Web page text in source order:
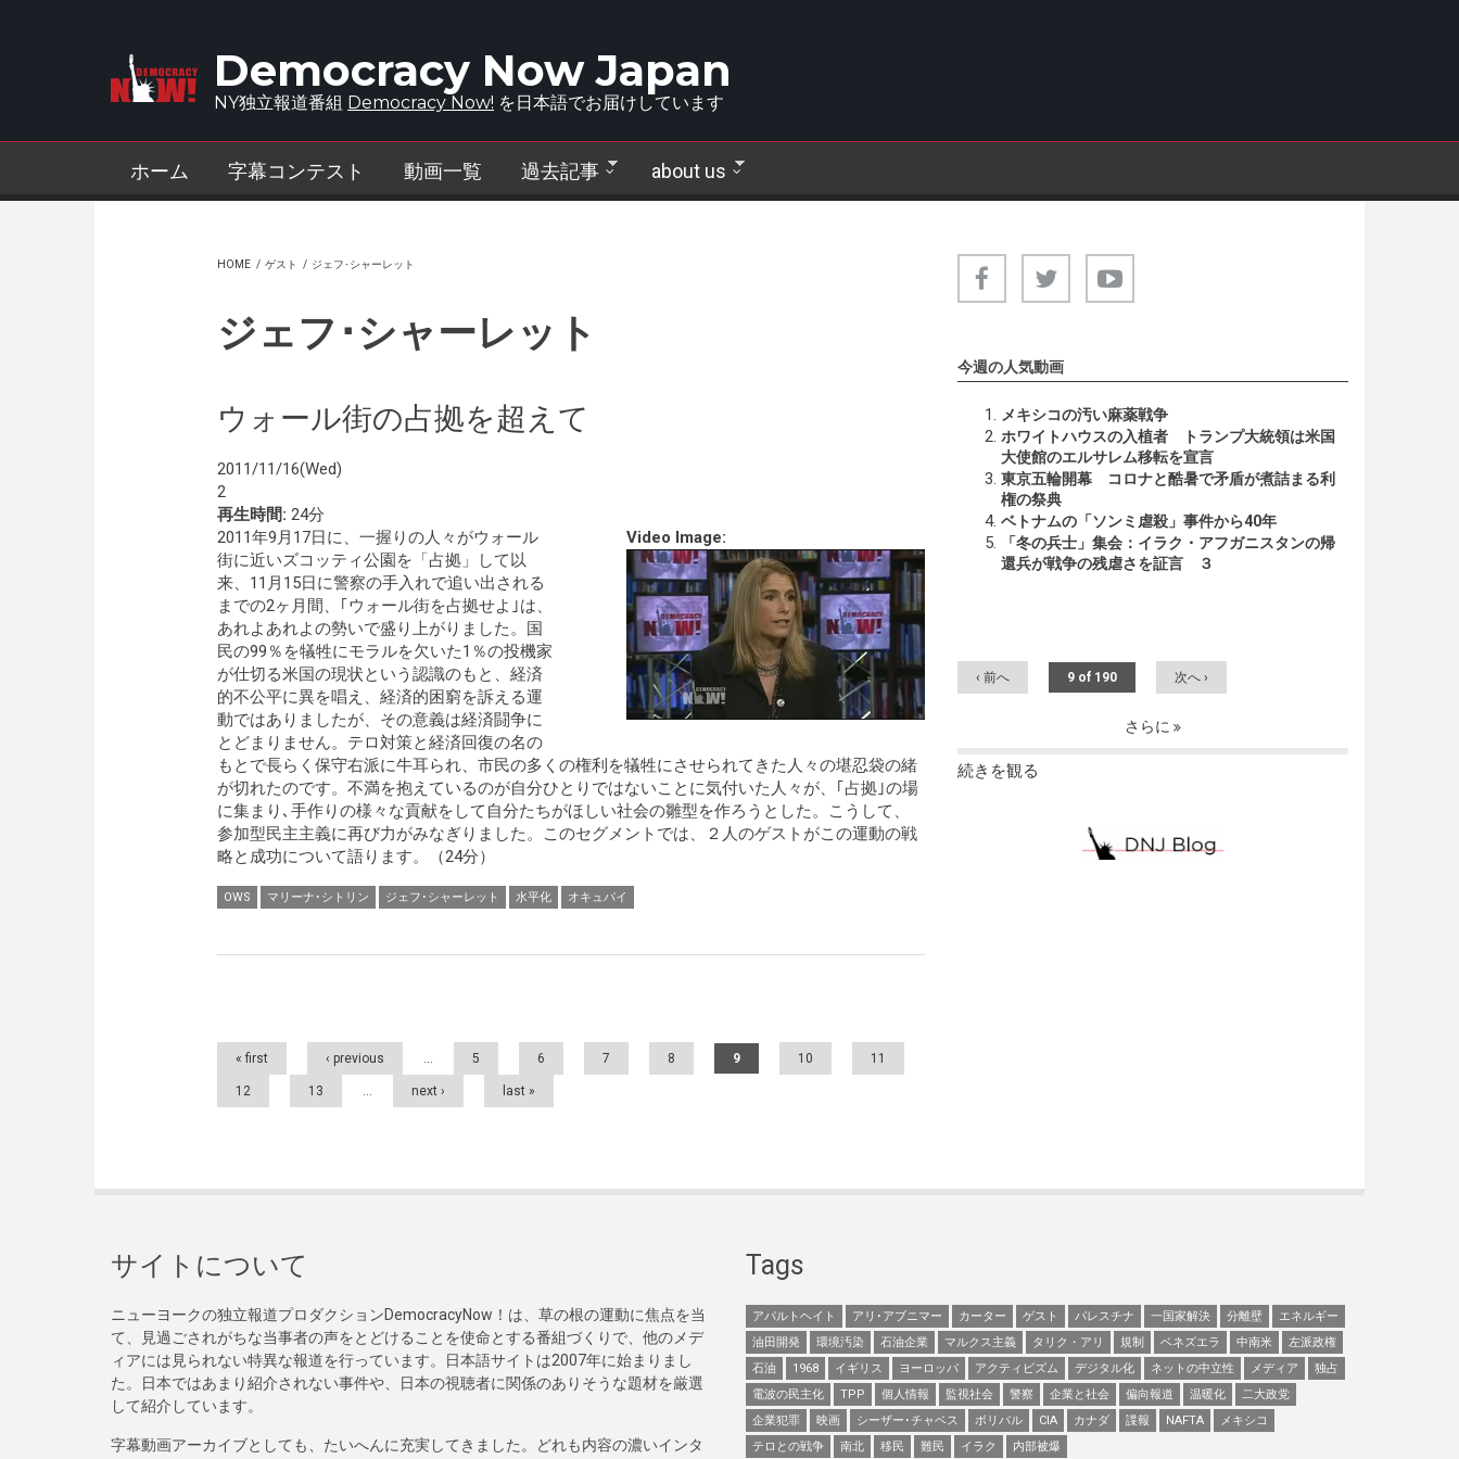
Democracy Now Japan
NY独立報道番組 Democracy Now! を日本語でお届けしています
ホーム 字幕コンテスト 動画一覧 過去記事 about us
HOME / ゲスト / ジェフ･シャーレット
ジェフ･シャーレット
ウォール街の占拠を超えて
2011/11/16(Wed)
2
再生時間: 24分
Video Image:
2011年9月17日に、一握りの人々がウォール
街に近いズコッティ公園を「占拠」して以
来、11月15日に警察の手入れで追い出される
までの2ヶ月間、｢ウォール街を占拠せよ｣は、
あれよあれよの勢いで盛り上がりました。国
民の99％を犠牲にモラルを欠いた1％の投機家
が仕切る米国の現状という認識のもと、経済
的不公平に異を唱え、経済的困窮を訴える運
動ではありましたが、その意義は経済闘争に
とどまりません。テロ対策と経済回復の名の
もとで長らく保守右派に牛耳られ、市民の多くの権利を犠牲にさせられてきた人々の堪忍袋の緒
が切れたのです。不満を抱えているのが自分ひとりではないことに気付いた人々が、｢占拠｣の場
に集まり､手作りの様々な貢献をして自分たちがほしい社会の雛型を作ろうとした。こうして、
参加型民主主義に再び力がみなぎりました。このセグメントでは、２人のゲストがこの運動の戦
略と成功について語ります。（24分）
OWS マリーナ･シトリン ジェフ･シャーレット 水平化 オキュパイ
Pages
« first ‹ previous … 5 6 7 8 9 10 11
12 13 … next › last »
今週の人気動画
メキシコの汚い麻薬戦争
ホワイトハウスの入植者 トランプ大統領は米国
大使館のエルサレム移転を宣言
東京五輪開幕 コロナと酷暑で矛盾が煮詰まる利
権の祭典
ベトナムの「ソンミ虐殺」事件から40年
「冬の兵士」集会：イラク・アフガニスタンの帰
還兵が戦争の残虐さを証言 ３
‹ 前へ 9 of 190 次へ ›
さらに
続きを観る
サイトについて
ニューヨークの独立報道プロダクションDemocracyNow！は、草の根の運動に焦点を当
て、見過ごされがちな当事者の声をとどけることを使命とする番組づくりで、他のメデ
ィアには見られない特異な報道を行っています。日本語サイトは2007年に始まりまし
た。日本ではあまり紹介されない事件や、日本の視聴者に関係のありそうな題材を厳選
して紹介しています。
字幕動画アーカイブとしても、たいへんに充実してきました。どれも内容の濃いインタ
Tags
アパルトヘイト アリ･アブニマー カーター ゲスト パレスチナ 一国家解決 分離壁
エネルギー
油田開発
環境汚染 石油企業 マルクス主義 タリク・アリ 規制 ベネズエラ 中南米
左派政権
石油
1968 イギリス ヨーロッパ アクティビズム デジタル化 ネットの中立性 メディア
独占
電波の民主化
TPP 個人情報 監視社会 警察 企業と社会 偏向報道 温暖化
二大政党
企業犯罪
映画 シーザー･チャベス ボリバル CIA カナダ 諜報 NAFTA
メキシコ
テロとの戦争
南北 移民 難民 イラク 内部被爆